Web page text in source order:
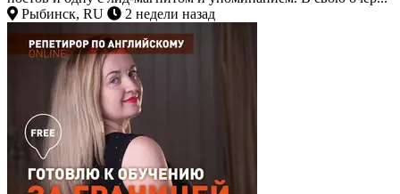
Рыбинск, RU
2 недели назад